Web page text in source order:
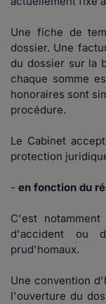
Une fiche de
dossier. Une
du dossier sur la
chaque somme
honoraires sont
procédure.
Le Cabinet
protection
- en fonction du
C'est
d'accident ou
prud'homaux.
Une convention
l'ouverture du